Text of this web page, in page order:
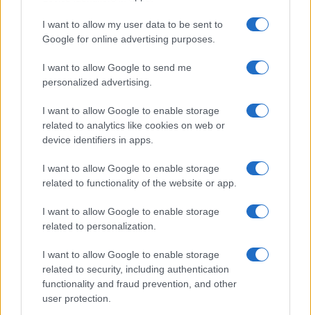
I want to allow my user data to be sent to
Google for online advertising purposes.
I want to allow Google to send me
personalized advertising.
I want to allow Google to enable storage
related to analytics like cookies on web or
device identifiers in apps.
I want to allow Google to enable storage
related to functionality of the website or app.
I want to allow Google to enable storage
related to personalization.
I want to allow Google to enable storage
related to security, including authentication
functionality and fraud prevention, and other
user protection.
offrire criptovalute agli investitori istituzionali che
già possiedono asset sull’exchange nella suite di
strumenti di asset manager di Aladdin.
Il Team di BTCSentinel, 3 ottobre 2022
Vuoi creare un Account su
Binance o su Coinbase?
Binance ecco i link di invito di BTCSentinel:
Binance: ricevi 100 USDT registrandoti a
Binance con l’invito di BTCSentinel
Coinbase: entra su Coinbase e ottieni subito